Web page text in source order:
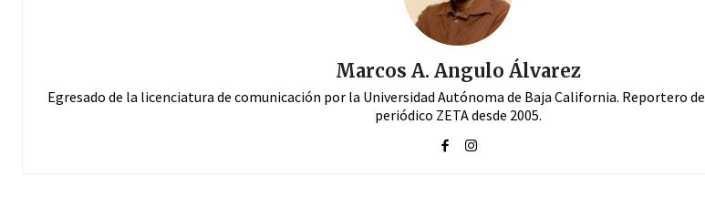
Marcos A. Angulo Álvarez
Egresado de la licenciatura de comunicación por la Universidad Autónoma de Baja California. Reportero
periódico ZETA desde 2005.